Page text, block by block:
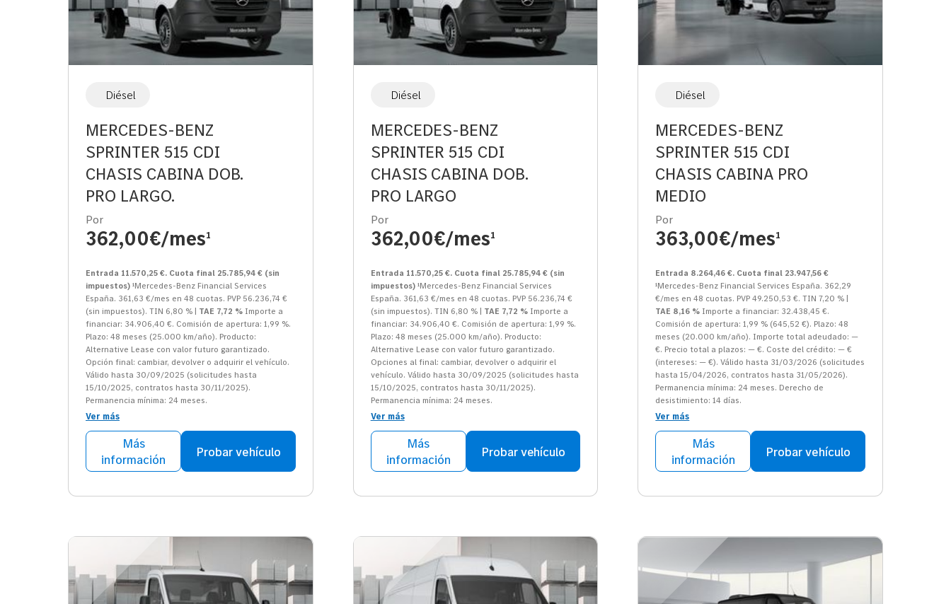
Diésel
MERCEDES-BENZ
SPRINTER 515 CDI
CHASIS CABINA DOB.
PRO LARGO.
Por
362,00€/mes1
Entrada 11.570,25 €. Cuota final 25.785,94 € (sin
impuestos) ¹Mercedes-Benz Financial Services
España. 361,63 €/mes en 48 cuotas. PVP 56.236,74 €
(sin impuestos). TIN 6,80 % | TAE 7,72 % Importe a
financiar: 34.906,40 €. Comisión de apertura: 1,99 %.
Plazo: 48 meses (25.000 km/año). Producto:
Alternative Lease con valor futuro garantizado.
Opción final: cambiar, devolver o adquirir el vehículo.
Válido hasta 30/09/2025 (solicitudes hasta
15/10/2025, contratos hasta 30/11/2025).
Permanencia mínima: 24 meses.
Ver más
Más
información
Probar vehículo
Diésel
MERCEDES-BENZ
SPRINTER 515 CDI
CHASIS CABINA DOB.
PRO LARGO
Por
362,00€/mes1
Entrada 11.570,25 €. Cuota final 25.785,94 € (sin
impuestos)¹Mercedes-Benz Financial Services
España. 361,63 €/mes en 48 cuotas. PVP 56.236,74 €
(sin impuestos). TIN 6,80 % | TAE 7,72 %Importe a
financiar: 34.906,40 €. Comisión de apertura: 1,99 %.
Plazo: 48 meses (25.000 km/año). Producto:
Alternative Lease con valor futuro garantizado.
Opciones al final: cambiar, devolver o adquirir el
vehículo. Válido hasta 30/09/2025 (solicitudes hasta
15/10/2025, contratos hasta 30/11/2025).
Permanencia mínima: 24 meses.
Ver más
Más
información
Probar vehículo
Diésel
MERCEDES-BENZ
SPRINTER 515 CDI
CHASIS CABINA PRO
MEDIO
Por
363,00€/mes1
Entrada 8.264,46 €. Cuota final 23.947,56 €
¹Mercedes-Benz Financial Services España. 362,29
€/mes en 48 cuotas. PVP 49.250,53 €. TIN 7,20 % |
TAE 8,16 % Importe a financiar: 32.438,45 €.
Comisión de apertura: 1,99 % (645,52 €). Plazo: 48
meses (20.000 km/año). Importe total adeudado: —
€. Precio total a plazos: — €. Coste del crédito: — €
(intereses: — €). Válido hasta 31/03/2026 (solicitudes
hasta 15/04/2026, contratos hasta 31/05/2026).
Permanencia mínima: 24 meses. Derecho de
desistimiento: 14 días.
Ver más
Más
información
Probar vehículo